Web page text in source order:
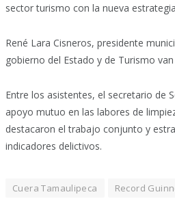
sector turismo con la nueva
René Lara Cisneros, presidente
gobierno del Estado y de Turismo
Entre los asistentes, el secretario de
apoyo mutuo en las labores de
destacaron el trabajo conjunto y
indicadores delictivos.
Cuera Tamaulipeca Record